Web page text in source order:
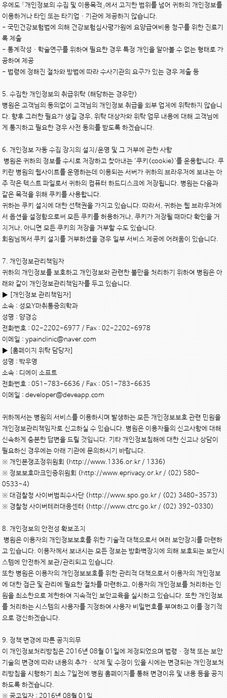
우에도 『개인정보의 수집 및 이용목적』에서 고지한 범위를 넘어 귀하의 개인정보를
이용하거나 타인 또는 타기업ㆍ기관에 제공하지 않습니다.
- 국민건강보험법에 의해 건강보험심사평가원에 요양급여비용 청구를 위한 진료기
록 제출
- 통계작성ㆍ학술연구를 위하여 필요한 경우 특정 개인을 알아볼 수 없는 형태로 가
공하여 제공
- 법령에 정해진 절차와 방법에 따라 수사기관의 요구가 있는 경우 제출 등
5. 수집한 개인정보의 취급위탁 (해당하는 경우만)
병원은 고객님의 동의없이 고객님의 개인정보 취급을 외부 업체에 위탁하지 않습니
다. 향후 그러한 필요가 생길 경우, 위탁 대상자와 위탁 업무 내용에 대해 고객님에
게 통지하고 필요한 경우 사전 동의를 받도록 하겠습니다.
6. 개인정보 자동 수집 장치의 설치/운영 및 그 거부에 관한 사항
키란 병원의 웹사이트를 운영하는데 이용되는 서버가 귀하의 브라우저에 보내는 아
주 작은 텍스트 파일로서 귀하의 컴퓨터 하드디스크에 저장됩니다. 병원는 다음과
같은 목적을 위해 쿠키를 사용합니다.
귀하는 쿠키 설치에 대한 선택권을 가지고 있습니다. 따라서, 귀하는 웹 브라우저에
서 옵션을 설정함으로써 모든 쿠키를 허용하거나, 쿠키가 저장될 때마다 확인을 거
치거나, 아니면 모든 쿠키의 저장을 거부할 수도 있습니다.
회원님께서 쿠키 설치를 거부하셨을 경우 일부 서비스 제공에 어려움이 있습니다.
7. 개인정보관리책임자
귀하의 개인정보를 보호하고 개인정보와 관련한 불만을 처리하기 위하여 병원은 아
래와 같이 개인정보관리책임자를 두고 있습니다.
▶ [개인정보 관리책임자]
소속 : 성모Y마취통증의학과
성명 : 양경승
전화번호 : 02-2202-6977 / Fax : 02-2202-6978
이메일 : ypainclinic@naver.com
▶ [홈페이지 위탁 담당자]
성명 : 박우영
소속 : 디에이 소프트
전화번호 : 051-783-6636 / Fax : 051-783-6635
이메일 : developer@deveapp.com
귀하께서는 병원의 서비스를 이용하시며 발생하는 모든 개인정보보호 관련 민원을
개인정보관리책임자로 신고하실 수 있습니다. 병원은 이용자들의 신고사항에 대해
신속하게 충분한 답변을 드릴 것입니다. 기타 개인정보침해에 대한 신고나 상담이
필요하신 경우에는 아래 기관에 문의하시기 바랍니다.
※ 개인분쟁조정위원회 (http://www.1336.or.kr / 1336)
※ 정보보호마크인증위원회 (http://www.eprivacy.or.kr / (02) 580-
0533~4)
※ 대검찰청 사이버범죄수사단 (http://www.spo.go.kr / (02) 3480-3573)
※ 경찰청 사이버테러대응센터 (http://www.ctrc.go.kr / (02) 392-0330)
8. 개인정보의 안전성 확보조치
고 있습니다. 이용자께서 보내시는 모든 정보는 방화벽장치에 의해 보호되는 보안시
스템에 안전하게 보관/관리되고 있습니다.
또한 병원은 이용자의 개인정보보호를 위한 관리적 대책으로서 이용자의 개인정보
에 대한 접근 및 관리에 필요한 절차를 마련하고, 이용자의 개인정보를 처리하는 인
원을 최소한으로 제한하여 지속적인 보안교육을 실시하고 있습니다. 또한 개인정보
를 처리하는 시스템의 사용자를 지정하여 사용자 비밀번호를 부여하고 이를 정기적
으로 갱신하겠습니다.
9. 정책 변경에 따른 공지의무
이 개인정보처리방침은 2016년 08월 01일에 제정되었으며 법령ㆍ정책 또는 보안
기술의 변경에 따라 내용의 추가ㆍ삭제 및 수정이 있을 시에는 변경되는 개인정보처
리방침을 시행하기 최소 7일전에 병원 홈페이지를 통해 변경이유 및 내용 등을 공지
하도록 하겠습니다.
※ 공고일자 : 2016년 08월 01일